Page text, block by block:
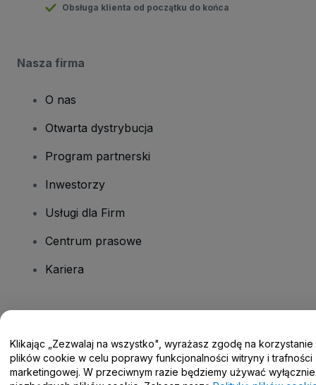
Obsługa klienta od początku do końca
Nasza firma
O nas
Otwarta dystrybucja
Program partnerski
Inwestorzy
Usługi dla Firm
Centrum prasowe
Kariera
Centrum pomocy / Skontaktuj się z nami
Klikając „Zezwalaj na wszystko", wyrażasz zgodę na korzystanie
plików cookie w celu poprawy funkcjonalności witryny i trafności
marketingowej. W przeciwnym razie będziemy używać wyłącznie